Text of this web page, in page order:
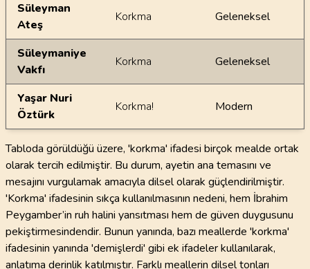
Süleyman
Ateş
Korkma Geleneksel
Süleymaniye
Vakfı
Korkma Geleneksel
Yaşar Nuri
Öztürk
Korkma! Modern
Tabloda görüldüğü üzere, 'korkma' ifadesi birçok mealde ortak
olarak tercih edilmiştir. Bu durum, ayetin ana temasını ve
mesajını vurgulamak amacıyla dilsel olarak güçlendirilmiştir.
'Korkma' ifadesinin sıkça kullanılmasının nedeni, hem İbrahim
Peygamber’in ruh halini yansıtması hem de güven duygusunu
pekiştirmesindendir. Bunun yanında, bazı meallerde 'korkma'
ifadesinin yanında 'demişlerdi' gibi ek ifadeler kullanılarak,
anlatıma derinlik katılmıştır. Farklı meallerin dilsel tonları